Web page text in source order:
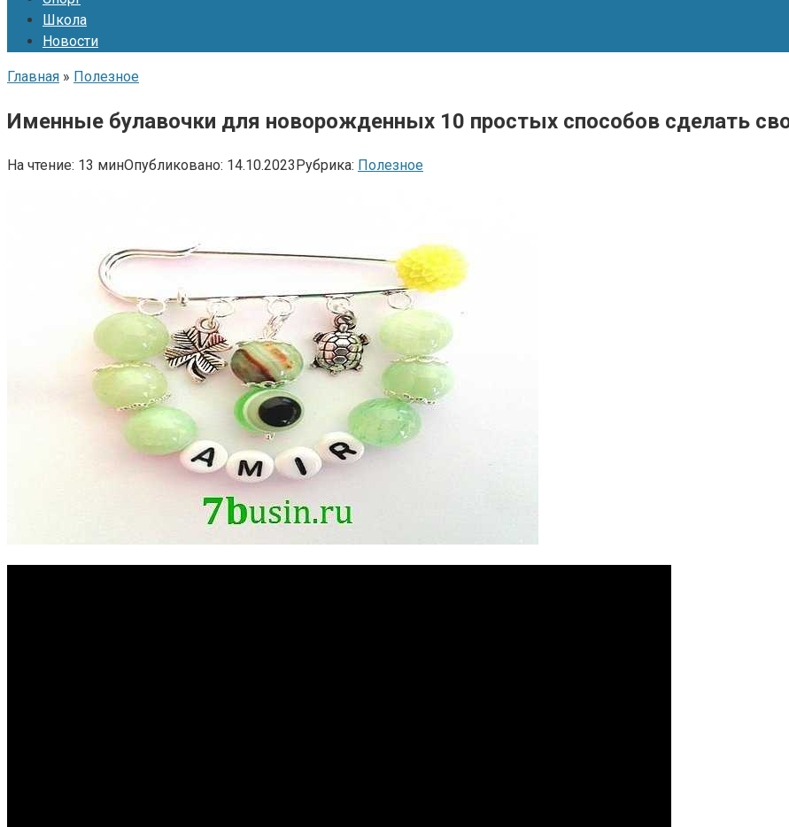
Школа
Новости
Главная » Полезное
Именные булавочки для новорожденных 10 простых способов сделать
На чтение: 13 минОпубликовано: 14.10.2023Рубрика: Полезное